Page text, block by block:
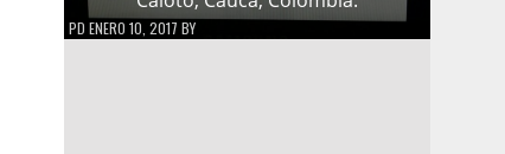
PD ENERO 10, 2017 BY